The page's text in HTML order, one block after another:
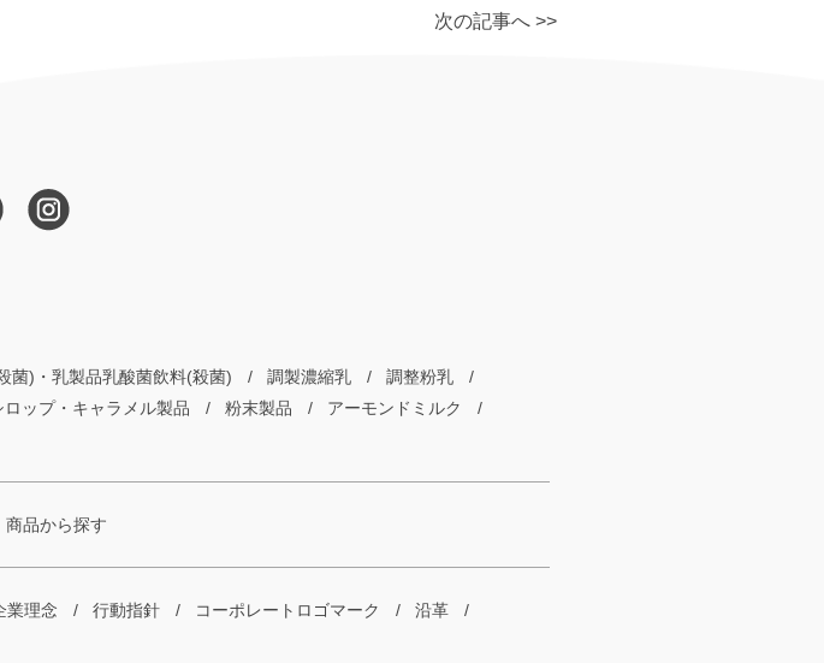
次の記事へ >>
菌)・乳製品乳酸菌飲料(殺菌) 調製濃縮乳
調整粉乳
ップ・キャラメル製品 粉末製品
アーモンドミルク
商品から探す
業理念 行動指針 コーポレートロゴマーク
沿革